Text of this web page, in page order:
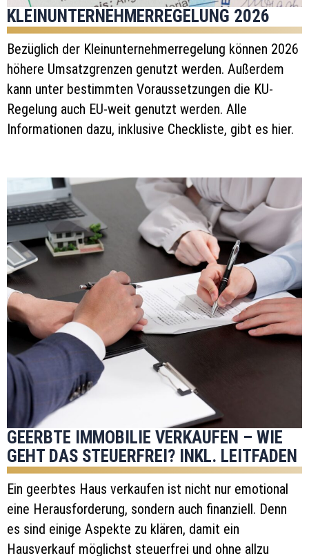
KLEINUNTERNEHMERREGELUNG 2026
Bezüglich der Kleinunternehmerregelung können 2026
höhere Umsatzgrenzen genutzt werden. Außerdem
kann unter bestimmten Voraussetzungen die KU-
Regelung auch EU-weit genutzt werden. Alle
Informationen dazu, inklusive Checkliste, gibt es hier.
GEERBTE IMMOBILIE VERKAUFEN – WIE
GEHT DAS STEUERFREI? INKL. LEITFADEN
Ein geerbtes Haus verkaufen ist nicht nur emotional
eine Herausforderung, sondern auch finanziell. Denn
es sind einige Aspekte zu klären, damit ein
Hausverkauf möglichst steuerfrei und ohne allzu